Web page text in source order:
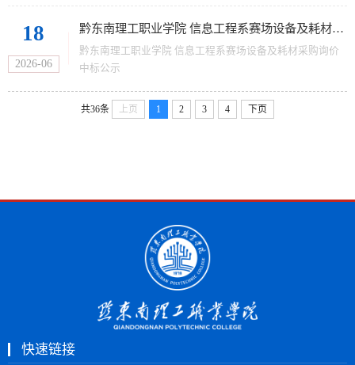
18
2026-06
黔东南理工职业学院 信息工程系赛场设备及耗材采购询价 中标公示
黔东南理工职业学院 信息工程系赛场设备及耗材采购询价
中标公示
共36条 上页 1 2 3 4 下页
快速链接